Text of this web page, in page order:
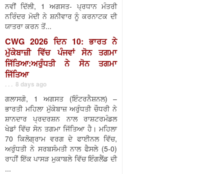
ਨਵੀਂ ਦਿੱਲੀ, 1 ਅਗਸਤ- ਪ੍ਰਧਾਨ ਮੰਤਰੀ
ਨਰਿੰਦਰ ਮੋਦੀ ਨੇ ਸ਼ਨੀਵਾਰ ਨੂੰ ਕਰਨਾਟਕ ਦੀ
ਯਾਤਰਾ ਕਰਨ ਤੋਂ...
CWG 2026 ਦਿਨ 10: ਭਾਰਤ ਨੇ
ਮੁੱਕੇਬਾਜ਼ੀ ਵਿੱਚ ਪੰਜਵਾਂ ਸੋਨ ਤਗਮਾ
ਜਿੱਤਿਆ:ਅਰੁੰਧਤੀ ਨੇ ਸੋਨ ਤਗਮਾ
ਜਿੱਤਿਆ
. . . 8 days ago
ਗਲਾਸਗੋ, 1 ਅਗਸਤ (ਇੰਟਰਨੈਸ਼ਨਲ) –
ਭਾਰਤੀ ਮਹਿਲਾ ਮੁੱਕੇਬਾਜ਼ ਅਰੁੰਧਤੀ ਚੌਧਰੀ ਨੇ
ਸ਼ਾਨਦਾਰ ਪ੍ਰਦਰਸ਼ਨ ਨਾਲ ਰਾਸ਼ਟਰਮੰਡਲ
ਖੇਡਾਂ ਵਿੱਚ ਸੋਨ ਤਗਮਾ ਜਿੱਤਿਆ ਹੈ। ਮਹਿਲਾ
70 ਕਿਲੋਗ੍ਰਾਮ ਵਰਗ ਦੇ ਫਾਈਨਲ ਵਿੱਚ,
ਅਰੁੰਧਤੀ ਨੇ ਸਰਬਸੰਮਤੀ ਨਾਲ ਫੈਸਲੇ (5-0)
ਰਾਹੀਂ ਇੱਕ ਪਾਸੜ ਮੁਕਾਬਲੇ ਵਿੱਚ ਇੰਗਲੈਂਡ ਦੀ
...